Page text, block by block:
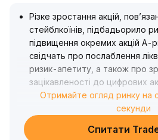
Різке зростання акцій,
стейблкоїнів, підбадьорило
підвищення окремих акцій A-
свідчать про послаблення
ризик-апетиту, а також про
зацікавленості до цифрових
У короткостроковій
отримає підтримку від
підвищить активність торгів
коштів, що може спричинити
Отримайте огляд ринку на
секунди
Спитати